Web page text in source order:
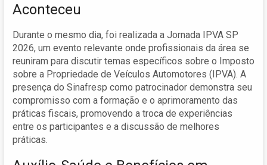
Aconteceu
Durante o mesmo dia, foi realizada a Jornada IPVA SP
2026, um evento relevante onde profissionais da área se
reuniram para discutir temas específicos sobre o Imposto
sobre a Propriedade de Veículos Automotores (IPVA). A
presença do Sinafresp como patrocinador demonstra seu
compromisso com a formação e o aprimoramento das
práticas fiscais, promovendo a troca de experiências
entre os participantes e a discussão de melhores
práticas.